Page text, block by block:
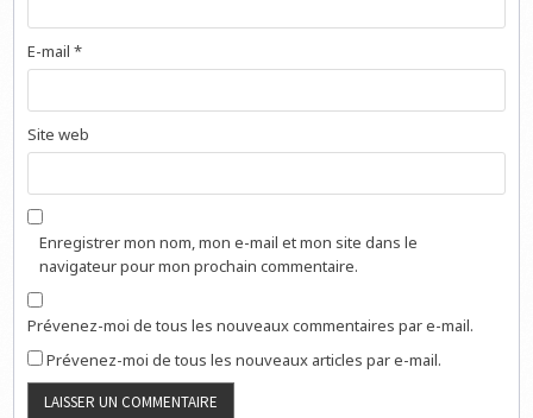
E-mail*
Site web
Enregistrer mon nom, mon e-mail et mon site dans le
navigateur pour mon prochain commentaire.
Prévenez-moi de tous les nouveaux commentaires par e-mail.
Prévenez-moi de tous les nouveaux articles par e-mail.